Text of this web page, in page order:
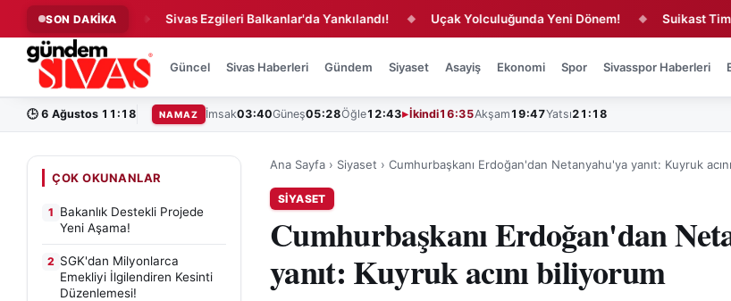
SON DAKİKA
Çözüm! ◆ Sivas Ezgileri Balkanlar'da Yankılandı! ◆ Uçak Yolculuğunda Yeni Dönem! ◆ Suikast
Güncel Sivas Haberleri Gündem Siyaset Asayiş Ekonomi Spor Sivasspor Haberleri
🕒 6 Ağustos 11:18 NAMAZ İmsak03:40Güneş05:28Öğle12:43 İkindi16:35Akşam 19:47Yatsı21:18
ÇOK OKUNANLAR
1 Bakanlık Destekli Projede
Yeni Aşama!
2 SGK'dan Milyonlarca
Emekliyi İlgilendiren Kesinti
Düzenlemesi!
Ana Sayfa › Siyaset › Cumhurbaşkanı Erdoğan'dan Netanyahu'ya yanıt: Kuyruk
SIYASET
Cumhurbaşkanı Erdoğan'dan
yanıt: Kuyruk acını biliyorum